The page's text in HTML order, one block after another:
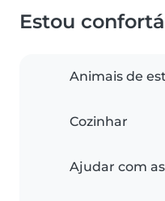
Estou
Animais de
Cozinhar
Ajudar com